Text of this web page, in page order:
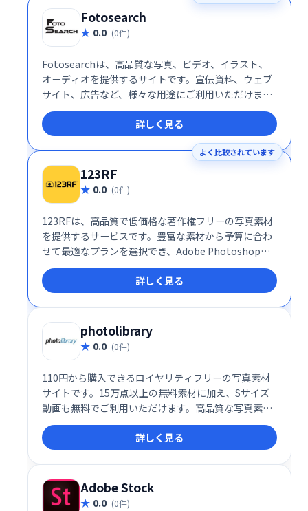
Fotosearch
0.0 (0件)
Fotosearchは、高品質な写真、ビデオ、イラスト、
オーディオを提供するサイトです。宣伝資料、ウェブ
サイト、広告など、様々な用途にご利用いただけま
す。ストックフォト、ビデオクリップ、クリップアー
ト、イラストなど、豊富なコンテンツを検索してダウ
ンロードできます。ビジネスシーンから個人利用ま
で、幅広いニーズに対応します。
詳しく見る
よく比較されています
123RF
0.0 (0件)
123RFは、高品質で低価格な著作権フリーの写真素材
を提供するサービスです。豊富な素材から予算に合わ
せて最適なプランを選択でき、Adobe Photoshopア
ドオンにも対応。検索、購入、デザインまでシームレ
スに行えます。100％返金保証付きで安心してご利用
いただけます。
詳しく見る
photolibrary
0.0 (0件)
110円から購入できるロイヤリティフリーの写真素材
サイトです。15万点以上の無料素材に加え、Sサイズ
動画も無料でご利用いただけます。高品質な写真素材
を、手軽に、お求めやすい価格で提供します。ビジネ
スシーンや個人利用など、幅広い用途にご活用くださ
い。
詳しく見る
Adobe Stock
0.0 (0件)